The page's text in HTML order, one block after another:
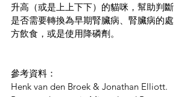
升高（或是上上下下）的貓咪，幫助判斷
是否需要轉換為早期腎臟病、腎臟病的處
方飲食，或是使用降磷劑。
參考資料：
Henk van den Broek & Jonathan Elliott.